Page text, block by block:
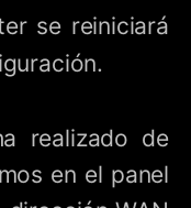
se reiniciará
realizado de
en el panel